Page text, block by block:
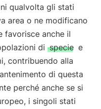
qualvolta gli stati
area o ne modificano
favorisce anche il
di specie e
contribuendo alla
di questa
perché anche se si
i singoli stati